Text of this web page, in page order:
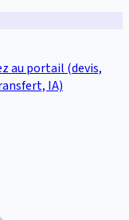
au portail (devis,
IA)